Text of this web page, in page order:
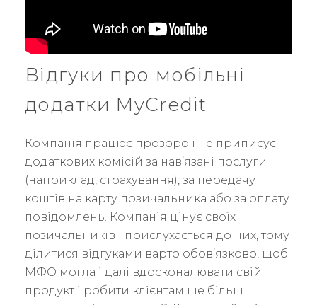
Відгуки про мобільні
додатки MyCredit
Компанія працює прозоро і не приписує
додаткових комісій за нав’язані послуги
(наприклад, страхування), за передачу
коштів на карту позичальника або за оплату
повідомлень. Компанія цінує своїх
позичальників і прислухається до них, тому
ділитися відгуками варто обов’язково, щоб
МФО могла і далі вдосконалювати свій
продукт і робити клієнтам ще більш